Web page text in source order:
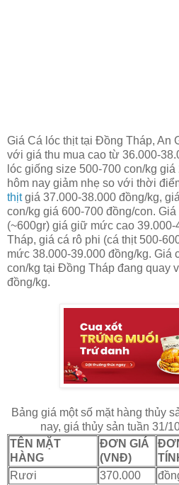
Giá Cá lóc thịt tại Đồng Tháp, An
với giá thu mua cao từ 36.000-
lóc giống size 500-700 con/kg
hôm nay giảm nhẹ so với thời
thịtgiá 37.000-38.000 đồng/kg,
con/kg giá 600-700 đồng/con.
(~600gr) giá giữ mức cao
Tháp, giá cá rô phi (cá thịt 500-
mức 38.000-39.000 đồng/kg. Giá
con/kg tại Đồng Tháp đang quay
đồng/kg.
Bảng giá một số mặt hàng thủy
nay, giá thủy sản tuần 31/
TÊN MẶT
HÀNG
ĐƠN GIÁ
(VNĐ)
Rươi
370.000